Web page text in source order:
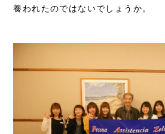
養われたのではないでしょうか。